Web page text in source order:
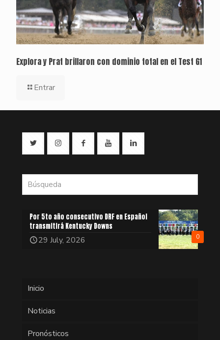
Explora y Prat brillaron con dominio total en el Test G1
Entrar
0
Por 5to año consecutivo DRF en Español
transmitirá Kentucky Downs
29 July, 2026
Inicio
Noticias
Pronósticos